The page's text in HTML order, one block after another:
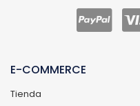
E-COMMERCE
Tienda